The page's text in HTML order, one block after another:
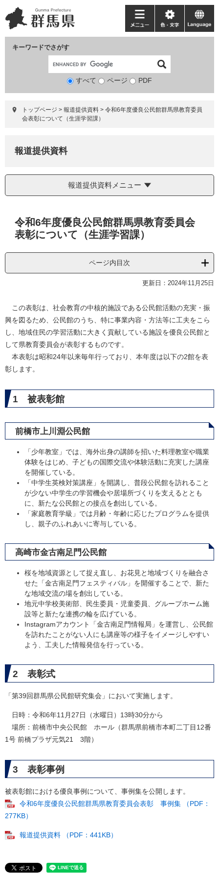
ー
ジ
ニ
ュ
て
キーワードでさがす
検
象
すべて ページ PDF
メ
ニ
ー
色・
文
language
トップページ > 報道提供資料 > 令和6年度優良公民館群馬県教育委員
会表彰について（生涯学習課）
報道提供資料
報道提供資料メニュー
令和6年度優良公民館群馬県教育委員会
表彰について（生涯学習課）
ページ内目次
更新日：2024年11月25日
この表彰は、社会教育の中核的施設である公民館活動の充実・振
興を図るため、公民館のうち、特に事業内容・方法等に工夫をこら
し、地域住民の学習活動に大きく貢献している施設を優良公民館と
して県教育委員会が表彰するものです。
本表彰は昭和24年以来毎年行っており、本年度は以下の2館を表
彰します。
1 被表彰館
前橋市上川淵公民館
「少年教室」では、海外出身の講師を招いた料理教室や職業
体験をはじめ、子どもの国際交流や体験活動に充実した講座
を開催している。​
「中学生英検対策講座」を開講し、普段公民館を訪れること
が少ない中学生の学習機会や居場所づくりを支えるととも
に、新たな公民館との接点を創出している。
「家庭教育学級」では月齢・年齢に応じたプログラムを提供
し、親子のふれあいに寄与している。
高崎市金古南足門公民館
桜を地域資源として捉え直し、お花見と地域づくりを融合さ
せた「金古南足門フェスティバル」を開催することで、新た
な地域交流の場を創出している。​
地元中学校美術部、民生委員・児童委員、グループホーム施
設等と新たな連携の輪を広げている。
Instagramアカウント「金古南足門情報局」を運営し、公民館
を訪れたことがない人にも講座等の様子をイメージしやすい
よう、工夫した情報発信を行っている。
2 表彰式
「第39回群馬県公民館研究集会」において実施します。
日時：令和6年11月27日（水曜日）13時30分から
場所：前橋市中央公民館 ホール（群馬県前橋市本町二丁目12番
1号 前橋プラザ元気21 3階）
3 表彰事例
被表彰館における優良事例について、事例集を公開します。
令和6年度優良公民館群馬県教育委員会表彰 事例集 （PDF：
277KB）
報道提供資料 （PDF：441KB）